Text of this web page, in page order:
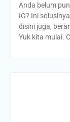
Anda belum
IG? Ini
disini juga,
Yuk kita mulai.